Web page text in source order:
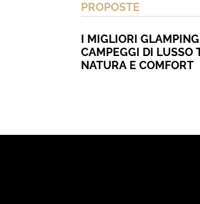
PROPOSTE
I MIGLIORI
CAMPEGGI DI LUSSO
NATURA E COMFORT